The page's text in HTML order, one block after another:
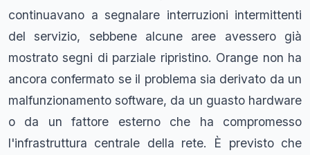
continuavano a segnalare interruzioni intermittenti
del servizio, sebbene alcune aree avessero già
mostrato segni di parziale ripristino. Orange non ha
ancora confermato se il problema sia derivato da un
malfunzionamento software, da un guasto hardware
o da un fattore esterno che ha compromesso
l'infrastruttura centrale della rete. È previsto che